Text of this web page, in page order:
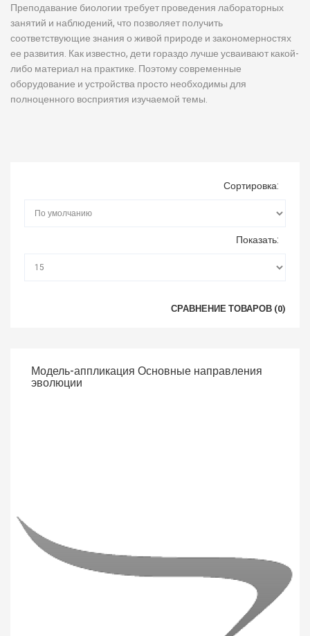
Преподавание биологии требует проведения лабораторных
занятий и наблюдений, что позволяет получить
соответствующиезнания о живой природе и закономерностях
ее развития. Как известно, дети гораздо лучше усваивают какой-
либо материал на практике. Поэтому современные
оборудование и устройства просто необходимы для
полноценного восприятия изучаемой темы.
Сортировка:
Показать:
СРАВНЕНИЕ ТОВАРОВ (0)
Модель-аппликация Основные направления
эволюции